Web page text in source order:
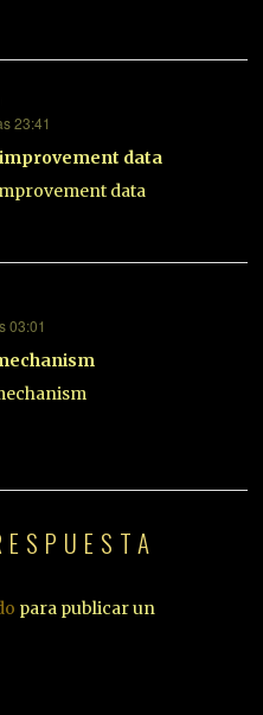
23:41
data
data
03:01
para publicar un